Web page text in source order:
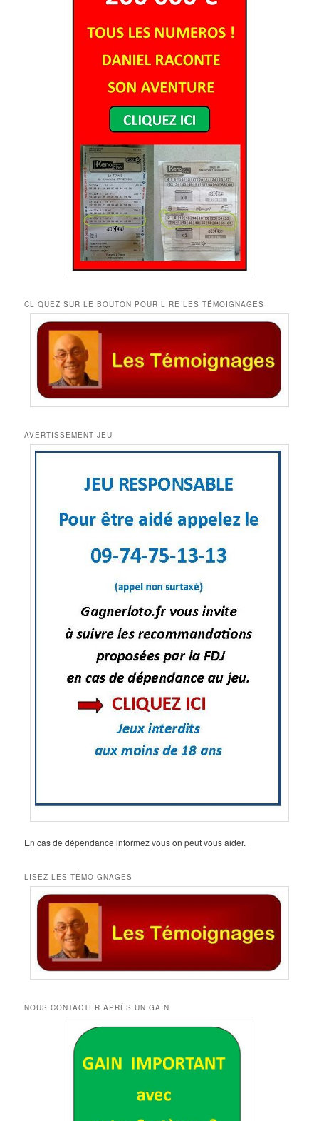
CLIQUEZ SUR LE BOUTON POUR LIRE LES TÉMOIGNAGES
AVERTISSEMENT JEU
En cas de dépendance informez vous on peut vous aider.
LISEZ LES TÉMOIGNAGES
NOUS CONTACTER APRÈS UN GAIN